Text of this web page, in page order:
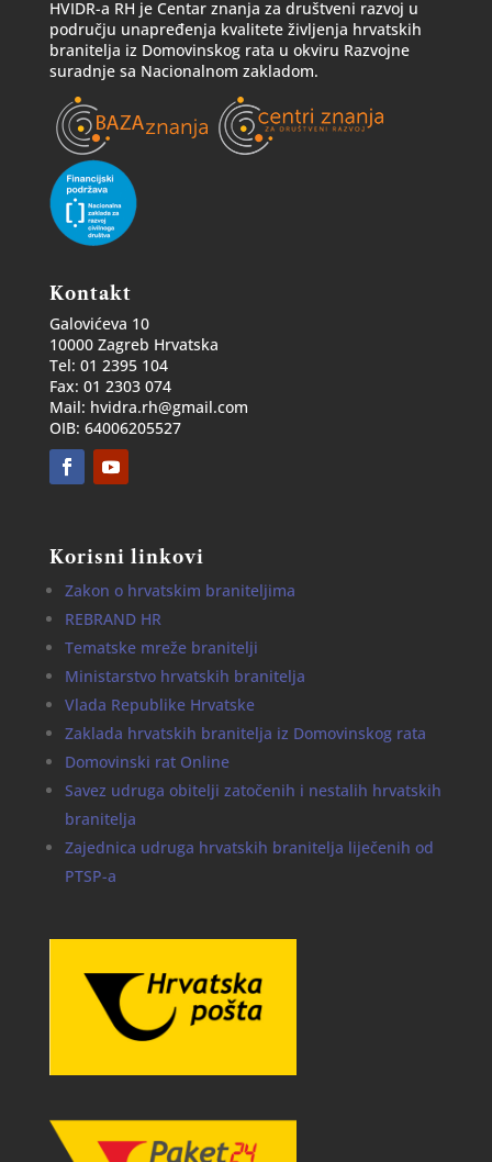
HVIDR-a RH je Centar znanja za društveni razvoj u
području unapređenja kvalitete življenja hrvatskih
branitelja iz Domovinskog rata u okviru Razvojne
suradnje sa Nacionalnom zakladom.
Kontakt
Galovićeva 10
10000 Zagreb Hrvatska
Tel: 01 2395 104
Fax: 01 2303 074
Mail: hvidra.rh@gmail.com
OIB: 64006205527
Korisni linkovi
Zakon o hrvatskim braniteljima
REBRAND HR
Tematske mreže branitelji
Ministarstvo hrvatskih branitelja
Vlada Republike Hrvatske
Zaklada hrvatskih branitelja iz Domovinskog rata
Domovinski rat Online
Savez udruga obitelji zatočenih i nestalih hrvatskih
branitelja
Zajednica udruga hrvatskih branitelja liječenih od
PTSP-a